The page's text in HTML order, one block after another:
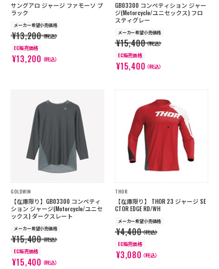
サングアロ ジャージ ファモーソ ブ
ラック
メーカー希望小売価格
¥13,200（税込）
EC販売価格
¥13,200（税込）
GB03300 コンペティション ジャー
ジ(Motorcycle/ユニセックス) フロ
スティグレー
メーカー希望小売価格
¥15,400（税込）
EC販売価格
¥15,400（税込）
GOLDWIN
【在庫限り】GB03300 コンペティ
ション ジャージ(Motorcycle/ユニセ
ックス) ダークスレート
メーカー希望小売価格
¥15,400（税込）
EC販売価格
¥15,400（税込）
THOR
【在庫限り】 THOR 23 ジャージ SE
CTOR EDGE RD/WH
メーカー希望小売価格
¥4,400（税込）
EC販売価格
¥3,080（税込）